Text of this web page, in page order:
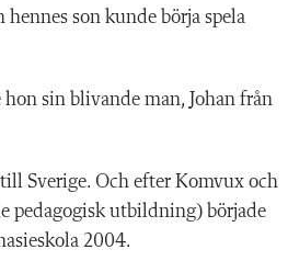
son kunde börja spela
hon sin blivande man, Johan från
Sverige. Och efter Komvux och
pedagogisk utbildning) började
2004.